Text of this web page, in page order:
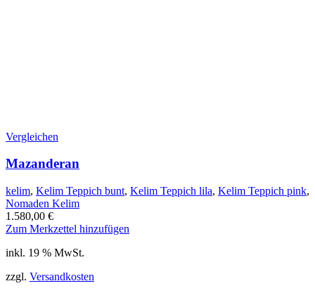
Vergleichen
Mazanderan
kelim, Kelim Teppich bunt, Kelim Teppich lila, Kelim Teppich pink,
Nomaden Kelim
1.580,00 €
Zum Merkzettel hinzufügen
inkl. 19 % MwSt.
zzgl. Versandkosten